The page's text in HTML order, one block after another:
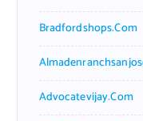
Bradfordshops.com
Advocatevijay.com